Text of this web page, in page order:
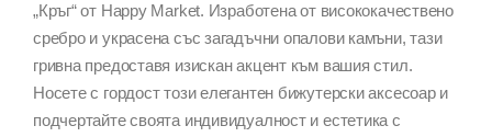
„Кръг“ от Happy Market. Изработена от висококачествено
сребро и украсена със загадъчни опалови камъни, тази
гривна предоставя изискан акцент към вашия стил.
Носете с гордост този елегантен бижутерски аксесоар и
подчертайте своята индивидуалност и естетика с